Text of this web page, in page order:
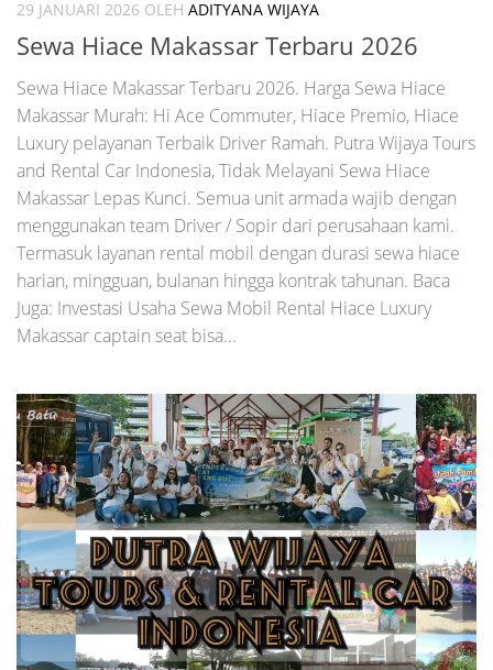
29 JANUARI 2026 OLEH ADITYANA WIJAYA
Sewa Hiace Makassar Terbaru 2026
Sewa Hiace Makassar Terbaru 2026. Harga Sewa Hiace
Makassar Murah: Hi Ace Commuter, Hiace Premio, Hiace
Luxury pelayanan Terbaik Driver Ramah. Putra Wijaya Tours
and Rental Car Indonesia, Tidak Melayani Sewa Hiace
Makassar Lepas Kunci. Semua unit armada wajib dengan
menggunakan team Driver / Sopir dari perusahaan kami.
Termasuk layanan rental mobil dengan durasi sewa hiace
harian, mingguan, bulanan hingga kontrak tahunan. Baca
Juga: Investasi Usaha Sewa Mobil Rental Hiace Luxury
Makassar captain seat bisa...